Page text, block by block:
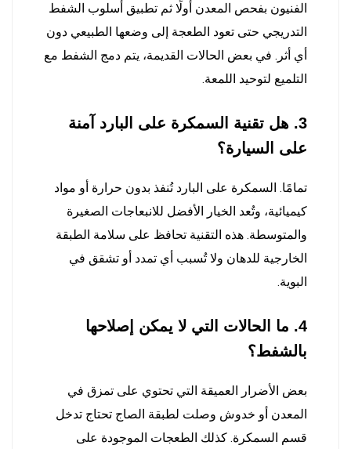
الفنيون بفحص المعدن أولًا ثم تطبيق أسلوب الشفط
التدريجي حتى تعود الطعجة إلى وضعها الطبيعي دون
أي أثر. في بعض الحالات القديمة، يتم دمج الشفط مع
التلميع لتوحيد اللمعة.
3. هل تقنية السمكرة على البارد آمنة
على السيارة؟
تمامًا. السمكرة على البارد تُنفذ بدون حرارة أو مواد
كيميائية، وتُعد الخيار الأفضل للانبعاجات الصغيرة
والمتوسطة. هذه التقنية تحافظ على سلامة الطبقة
الخارجية للدهان ولا تُسبب أي تمدد أو تشقق في
البوية.
4. ما الحالات التي لا يمكن إصلاحها
بالشفط؟
بعض الأضرار العميقة التي تحتوي على تمزق في
المعدن أو خدوش وصلت لطبقة الصاج تحتاج تدخل
قسم السمكرة. كذلك الطعجات الموجودة على